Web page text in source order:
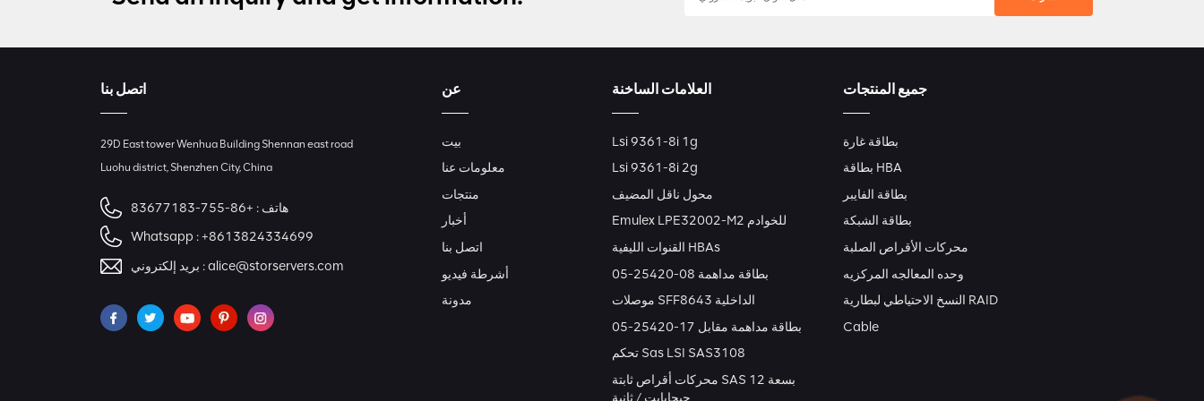
اتصل بنا
29D East tower Wenhua Building Shennan east road
Luohu district, Shenzhen City, China
هاتف : +86-755-83677183
Whatsapp :+8613824334699
بريد إلكتروني :alice@storservers.com
عن
بيت
معلومات عنا
منتجات
أخبار
اتصل بنا
أشرطة فيديو
مدونة
العلامات الساخنة
Lsi 9361-8i 1g
Lsi 9361-8i 2g
محول ناقل المضيف
Emulex LPE32002-M2 للخوادم
القنوات الليفية HBAs
بطاقة مداهمة 08-25420-05
موصلات SFF8643 الداخلية
بطاقة مداهمة مقابل 17-25420-05
تحكم Sas LSI SAS3108
محركات أقراص ثابتة SAS بسعة 12
جيجابايت / ثانية
جميع المنتجات
بطاقة غارة
بطاقة HBA
بطاقة الفايبر
بطاقة الشبكة
محركات الأقراص الصلبة
وحده المعالجه المركزيه
النسخ الاحتياطي لبطارية RAID
Cable